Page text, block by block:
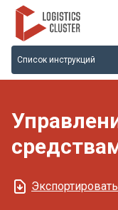
Перейти
основному
содержанию